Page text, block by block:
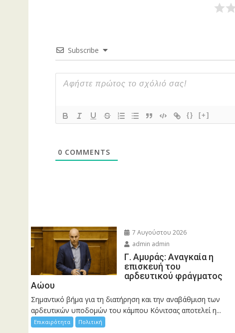
Subscribe
{} [+]
0 COMMENTS
7 Αυγούστου 2026
admin admin
Γ. Αμυράς: Αναγκαία η
επισκευή του
αρδευτικού φράγματος
Αώου
Σημαντικό βήμα για τη διατήρηση και την αναβάθμιση των
αρδευτικών υποδομών του κάμπου Κόνιτσας αποτελεί η...
Επικαιρότητα Πολιτική